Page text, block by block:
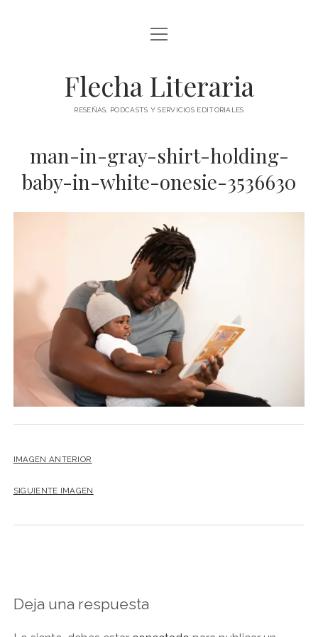
ÍNDICE DE ENTRADAS
menú
TODAS LAS ENTRADAS
ARTÍCULOS DE OPINIÓN
PODCAST
CLÁSICOS
POESÍA
TEATRO
NOVELA GRÁFICA
BOOKTAG
NO FICCIÓN
LITERATURA INFANTIL Y JUVENIL
CONTACTO
abrir
menú
Flecha Literaria
RESEÑAS, PODCASTS Y SERVICIOS EDITORIALES
man-in-gray-shirt-holding-
baby-in-white-onesie-3536630
IMAGEN ANTERIOR
SIGUIENTE IMAGEN
Deja una respuesta